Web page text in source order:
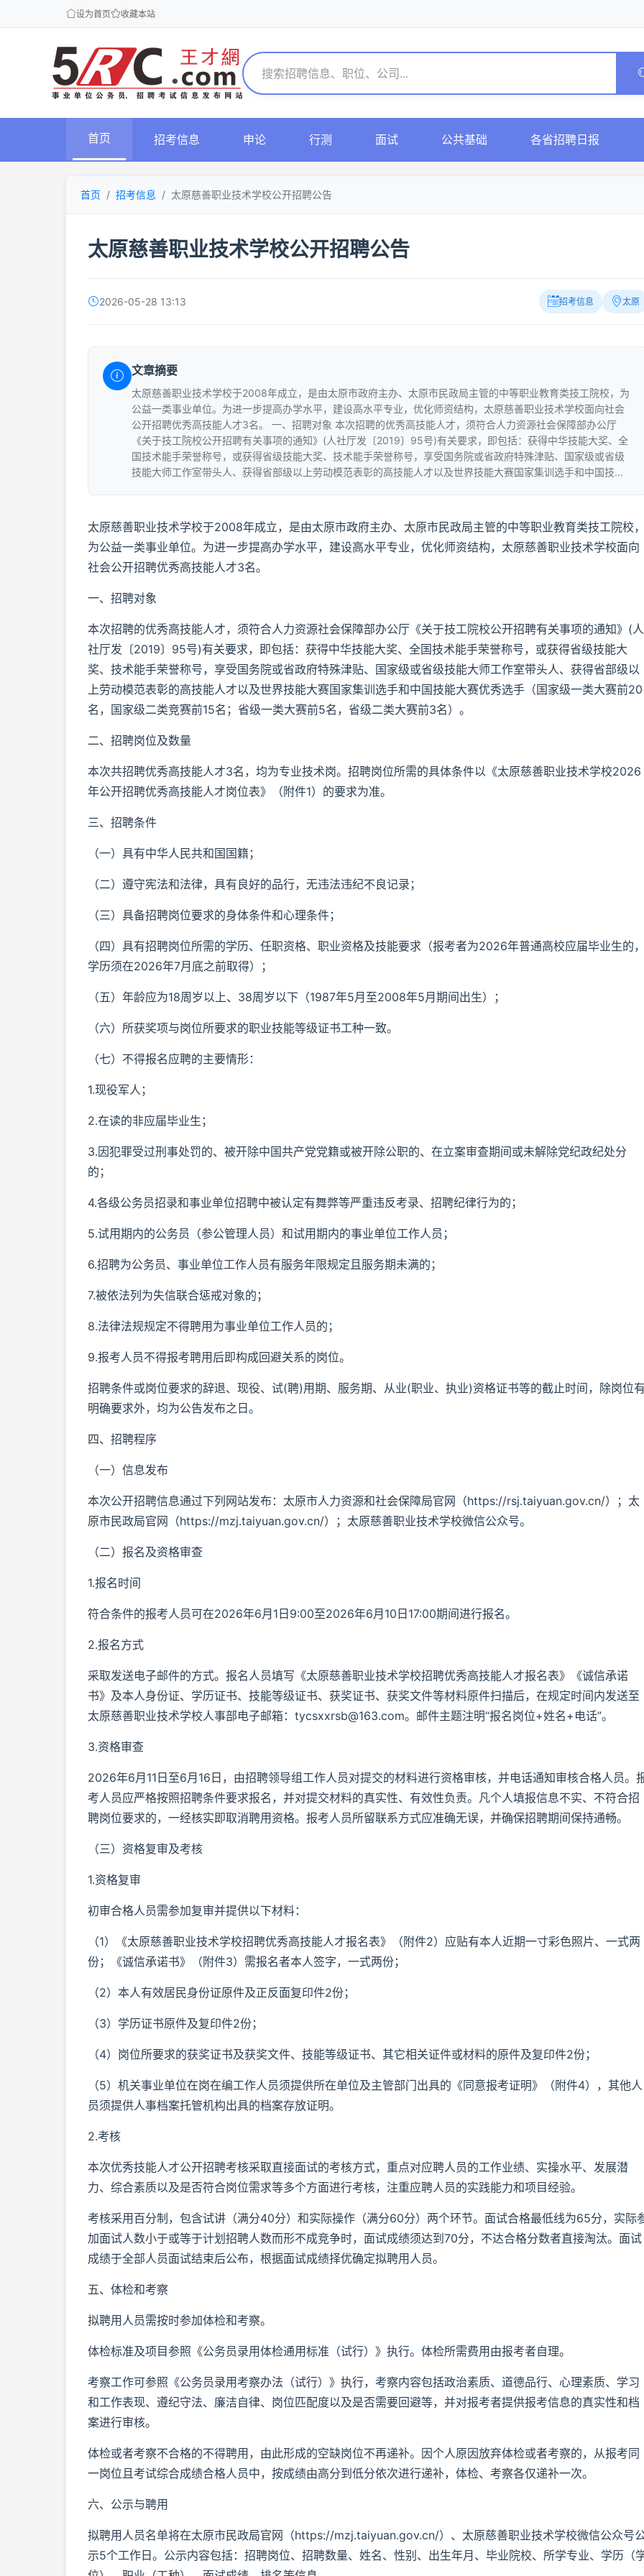
设为首页 收藏本站
首页 招考信息 申论 行测 面试 公共基础 各省招聘日报
首页 招考信息 太原慈善职业技术学校公开招聘公告
太原慈善职业技术学校公开招聘公告
2026-05-28 13:13 招考信息 太原
文章摘要
太原慈善职业技术学校于2008年成立，是由太原市政府主办、太原市民政局主管的中等职业教育类技工院校，为
公益一类事业单位。为进一步提高办学水平，建设高水平专业，优化师资结构，太原慈善职业技术学校面向社会
公开招聘优秀高技能人才3名。 一、招聘对象 本次招聘的优秀高技能人才，须符合人力资源社会保障部办公厅
《关于技工院校公开招聘有关事项的通知》(人社厅发〔2019〕95号)有关要求，即包括：获得中华技能大奖、全
国技术能手荣誉称号，或获得省级技能大奖、技术能手荣誉称号，享受国务院或省政府特殊津贴、国家级或省级
技能大师工作室带头人、获得省部级以上劳动模范表彰的高技能人才以及世界技能大赛国家集训选手和中国技...
太原慈善职业技术学校于2008年成立，是由太原市政府主办、太原市民政局主管的中等职业教育类技工院校
为公益一类事业单位。为进一步提高办学水平，建设高水平专业，优化师资结构，太原慈善职业技术学校面向
社会公开招聘优秀高技能人才3名。
一、招聘对象
本次招聘的优秀高技能人才，须符合人力资源社会保障部办公厅《关于技工院校公开招聘有关事项的通知》(人
社厅发〔2019〕95号)有关要求，即包括：获得中华技能大奖、全国技术能手荣誉称号，或获得省级技能大
奖、技术能手荣誉称号，享受国务院或省政府特殊津贴、国家级或省级技能大师工作室带头人、获得省部级以
上劳动模范表彰的高技能人才以及世界技能大赛国家集训选手和中国技能大赛优秀选手（国家级一类大赛前20
名，国家级二类竞赛前15名；省级一类大赛前5名，省级二类大赛前3名）。
二、招聘岗位及数量
本次共招聘优秀高技能人才3名，均为专业技术岗。招聘岗位所需的具体条件以《太原慈善职业技术学校2026
年公开招聘优秀高技能人才岗位表》（附件1）的要求为准。
三、招聘条件
（一）具有中华人民共和国国籍；
（二）遵守宪法和法律，具有良好的品行，无违法违纪不良记录；
（三）具备招聘岗位要求的身体条件和心理条件；
（四）具有招聘岗位所需的学历、任职资格、职业资格及技能要求（报考者为2026年普通高校应届毕业生的
学历须在2026年7月底之前取得）；
（五）年龄应为18周岁以上、38周岁以下（1987年5月至2008年5月期间出生）；
（六）所获奖项与岗位所要求的职业技能等级证书工种一致。
（七）不得报名应聘的主要情形：
1.现役军人；
2.在读的非应届毕业生；
3.因犯罪受过刑事处罚的、被开除中国共产党党籍或被开除公职的、在立案审查期间或未解除党纪政纪处分
的；
4.各级公务员招录和事业单位招聘中被认定有舞弊等严重违反考录、招聘纪律行为的；
5.试用期内的公务员（参公管理人员）和试用期内的事业单位工作人员；
6.招聘为公务员、事业单位工作人员有服务年限规定且服务期未满的；
7.被依法列为失信联合惩戒对象的；
8.法律法规规定不得聘用为事业单位工作人员的；
9.报考人员不得报考聘用后即构成回避关系的岗位。
招聘条件或岗位要求的辞退、现役、试(聘)用期、服务期、从业(职业、执业)资格证书等的截止时间，除岗位
明确要求外，均为公告发布之日。
四、招聘程序
（一）信息发布
本次公开招聘信息通过下列网站发布：太原市人力资源和社会保障局官网（https://rsj.taiyuan.gov.cn/）；太
原市民政局官网（https://mzj.taiyuan.gov.cn/）；太原慈善职业技术学校微信公众号。
（二）报名及资格审查
1.报名时间
符合条件的报考人员可在2026年6月1日9:00至2026年6月10日17:00期间进行报名。
2.报名方式
采取发送电子邮件的方式。报名人员填写《太原慈善职业技术学校招聘优秀高技能人才报名表》《诚信承诺
书》及本人身份证、学历证书、技能等级证书、获奖证书、获奖文件等材料原件扫描后，在规定时间内发送至
太原慈善职业技术学校人事部电子邮箱：tycsxxrsb@163.com。邮件主题注明“报名岗位+姓名+电话”。
3.资格审查
2026年6月11日至6月16日，由招聘领导组工作人员对提交的材料进行资格审核，并电话通知审核合格人员。
考人员应严格按照招聘条件要求报名，并对提交材料的真实性、有效性负责。凡个人填报信息不实、不符合招
聘岗位要求的，一经核实即取消聘用资格。报考人员所留联系方式应准确无误，并确保招聘期间保持通畅。
（三）资格复审及考核
1.资格复审
初审合格人员需参加复审并提供以下材料：
（1）《太原慈善职业技术学校招聘优秀高技能人才报名表》（附件2）应贴有本人近期一寸彩色照片、一式两
份；《诚信承诺书》（附件3）需报名者本人签字，一式两份；
（2）本人有效居民身份证原件及正反面复印件2份；
（3）学历证书原件及复印件2份；
（4）岗位所要求的获奖证书及获奖文件、技能等级证书、其它相关证件或材料的原件及复印件2份；
（5）机关事业单位在岗在编工作人员须提供所在单位及主管部门出具的《同意报考证明》（附件4），其他人
员须提供人事档案托管机构出具的档案存放证明。
2.考核
本次优秀技能人才公开招聘考核采取直接面试的考核方式，重点对应聘人员的工作业绩、实操水平、发展潜
力、综合素质以及是否符合岗位需求等多个方面进行考核，注重应聘人员的实践能力和项目经验。
考核采用百分制，包含试讲（满分40分）和实际操作（满分60分）两个环节。面试合格最低线为65分，实际
加面试人数小于或等于计划招聘人数而形不成竞争时，面试成绩须达到70分，不达合格分数者直接淘汰。面试
成绩于全部人员面试结束后公布，根据面试成绩择优确定拟聘用人员。
五、体检和考察
拟聘用人员需按时参加体检和考察。
体检标准及项目参照《公务员录用体检通用标准（试行）》执行。体检所需费用由报考者自理。
考察工作可参照《公务员录用考察办法（试行）》执行，考察内容包括政治素质、道德品行、心理素质、学习
和工作表现、遵纪守法、廉洁自律、岗位匹配度以及是否需要回避等，并对报考者提供报考信息的真实性和档
案进行审核。
体检或者考察不合格的不得聘用，由此形成的空缺岗位不再递补。因个人原因放弃体检或者考察的，从报考同
一岗位且考试综合成绩合格人员中，按成绩由高分到低分依次进行递补，体检、考察各仅递补一次。
六、公示与聘用
拟聘用人员名单将在太原市民政局官网（https://mzj.taiyuan.gov.cn/）、太原慈善职业技术学校微信公众号
示5个工作日。公示内容包括：招聘岗位、招聘数量、姓名、性别、出生年月、毕业院校、所学专业、学历（